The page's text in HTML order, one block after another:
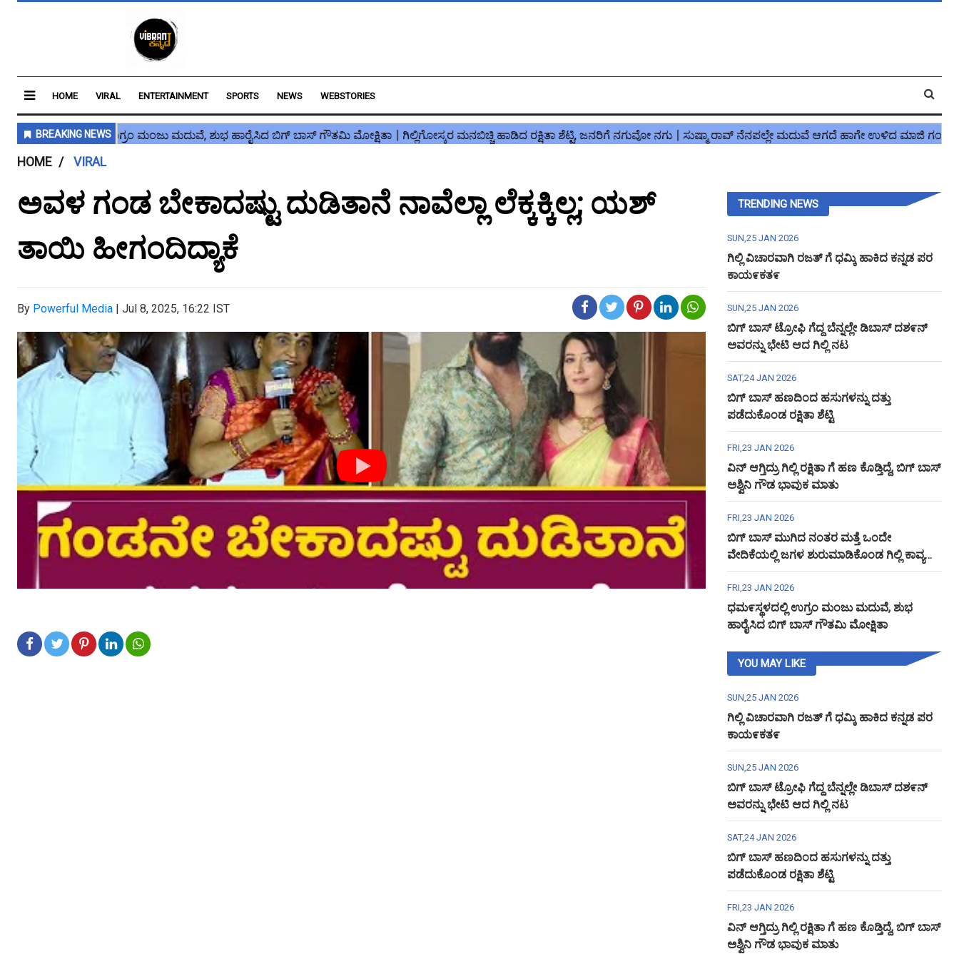
HOME VIRAL ENTERTAINMENT SPORTS NEWS WEBSTORIES
HOME VIRAL
ಅವಳ ಗಂಡ ಬೇಕಾದಷ್ಟು ದುಡಿತಾನೆ ನಾವೆಲ್ಲಾ ಲೆಕ್ಕಕ್ಕಿಲ್ಲ; ಯಶ್
ತಾಯಿ ಹೀಗಂದಿದ್ಯಾಕೆ
By Powerful Media | Jul 8, 2025, 16:22 IST
TRENDING NEWS
SUN,25 JAN 2026
ಗಿಲ್ಲಿ ವಿಚಾರವಾಗಿ ರಜತ್ ಗೆ ಧಮ್ಕಿ ಹಾಕಿದ ಕನ್ನಡ ಪರ
ಕಾಯ೯ಕತ೯
SUN,25 JAN 2026
ಬಿಗ್ ಬಾಸ್ ಟ್ರೋಫಿ ಗೆದ್ದ ಬೆನ್ನಲ್ಲೇ ಡಿಬಾಸ್ ದಶ೯ನ್
ಅವರನ್ನು ಭೇಟಿ ಆದ ಗಿಲ್ಲಿ ನಟ
SAT,24 JAN 2026
ಬಿಗ್ ಬಾಸ್ ಹಣದಿಂದ ಹಸುಗಳನ್ನು ದತ್ತು
ಪಡೆದುಕೊಂಡ ರಕ್ಷಿತಾ ಶೆಟ್ಟಿ
FRI,23 JAN 2026
ವಿನ್ ಆಗ್ತಿದ್ರು ಗಿಲ್ಲಿ ರಕ್ಷಿತಾ ಗೆ ಹಣ ಕೊಡ್ತಿದ್ದೆ, ಬಿಗ್ ಬಾಸ್
ಅಶ್ವಿನಿ ಗೌಡ ಭಾವುಕ ಮಾತು
FRI,23 JAN 2026
ಬಿಗ್ ಬಾಸ್ ಮುಗಿದ ನಂತರ ಮತ್ತೆ ಒಂದೇ
ವೇದಿಕೆಯಲ್ಲಿ ಜಗಳ ಶುರುಮಾಡಿಕೊಂಡ ಗಿಲ್ಲಿ ಕಾವ್ಯ
ಅಶ್ವಿನಿ ಗೌಡ
FRI,23 JAN 2026
ಧಮ೯ಸ್ಥಳದಲ್ಲಿ ಉಗ್ರಂ ಮಂಜು ಮದುವೆ, ಶುಭ
ಹಾರೈಸಿದ ಬಿಗ್ ಬಾಸ್ ಗೌತಮಿ ಮೋಕ್ಷಿತಾ
YOU MAY LIKE
SUN,25 JAN 2026
ಗಿಲ್ಲಿ ವಿಚಾರವಾಗಿ ರಜತ್ ಗೆ ಧಮ್ಕಿ ಹಾಕಿದ ಕನ್ನಡ ಪರ
ಕಾಯ೯ಕತ೯
SUN,25 JAN 2026
ಬಿಗ್ ಬಾಸ್ ಟ್ರೋಫಿ ಗೆದ್ದ ಬೆನ್ನಲ್ಲೇ ಡಿಬಾಸ್ ದಶ೯ನ್
ಅವರನ್ನು ಭೇಟಿ ಆದ ಗಿಲ್ಲಿ ನಟ
SAT,24 JAN 2026
ಬಿಗ್ ಬಾಸ್ ಹಣದಿಂದ ಹಸುಗಳನ್ನು ದತ್ತು
ಪಡೆದುಕೊಂಡ ರಕ್ಷಿತಾ ಶೆಟ್ಟಿ
FRI,23 JAN 2026
ವಿನ್ ಆಗ್ತಿದ್ರು ಗಿಲ್ಲಿ ರಕ್ಷಿತಾ ಗೆ ಹಣ ಕೊಡ್ತಿದ್ದೆ, ಬಿಗ್ ಬಾಸ್
ಅಶ್ವಿನಿ ಗೌಡ ಭಾವುಕ ಮಾತು